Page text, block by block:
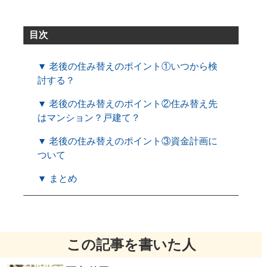
目次
▼ 老後の住み替えのポイント①いつから検
討する？
▼ 老後の住み替えのポイント②住み替え先
はマンション？戸建て？
▼ 老後の住み替えのポイント③資金計画に
ついて
▼ まとめ
この記事を書いた人